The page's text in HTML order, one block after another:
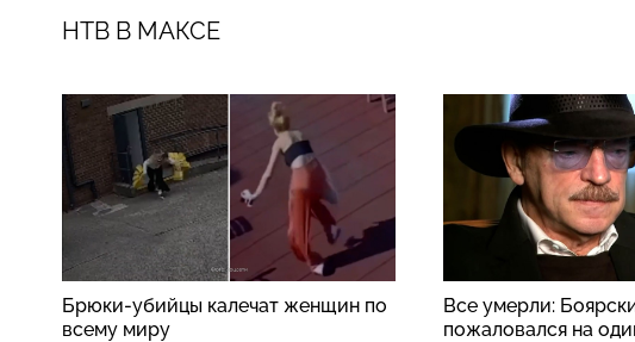
НТВ В МАКСЕ
Брюки-убийцы калечат женщин по
всему миру
Все умерли:
пожаловался на